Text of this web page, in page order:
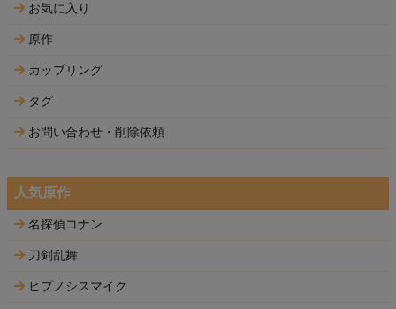
お気に入り
原作
カップリング
タグ
お問い合わせ・削除依頼
人気原作
名探偵コナン
刀剣乱舞
ヒプノシスマイク